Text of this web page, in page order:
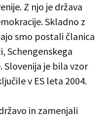
Z njo je država
Skladno z
smo postali članica
Schengenskega
Slovenija je bila vzor
v ES leta 2004.
in zamenjali